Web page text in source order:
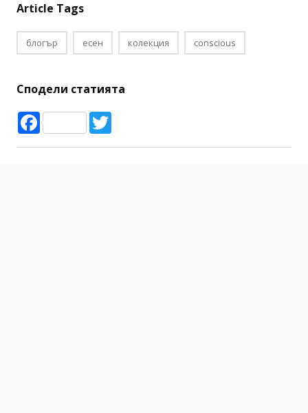
Article Tags
блогър есен колекция conscious
Сподели статията
Facebook